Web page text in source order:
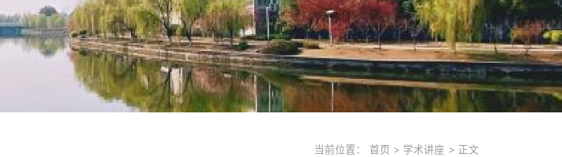
当前位置： 首页 > 学术讲座 > 正文